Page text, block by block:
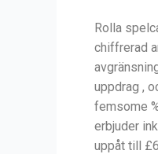
Rolla
chiffrerad
uppdrag ,
femsome
erbjuder
uppåt till